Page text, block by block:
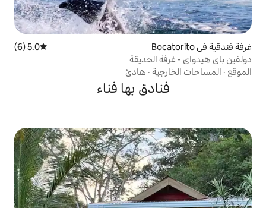
الحديقة
·هادئ